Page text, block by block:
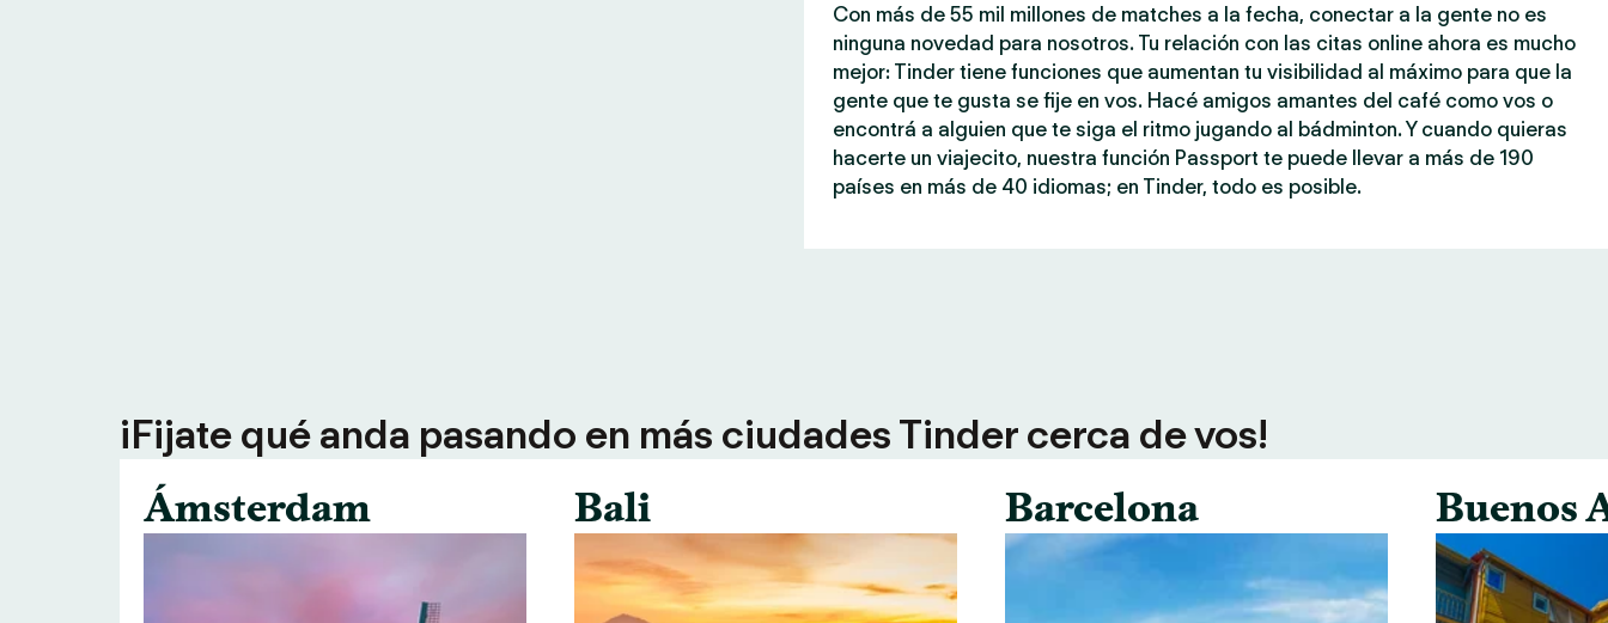
Con más de 55 mil millones de matches a la fecha, conectar a la gente no es
ninguna novedad para nosotros. Tu relación con las citas online ahora es mucho
mejor: Tinder tiene funciones que aumentan tu visibilidad al máximo para que la
gente que te gusta se fije en vos. Hacé amigos amantes del café como vos o
encontrá a alguien que te siga el ritmo jugando al bádminton. Y cuando quieras
hacerte un viajecito, nuestra función Passport te puede llevar a más de 190
países en más de 40 idiomas; en Tinder, todo es posible.
¡Fijate qué anda pasando en más ciudades Tinder cerca de vos!
Ámsterdam
Bali Barcelona Buenos